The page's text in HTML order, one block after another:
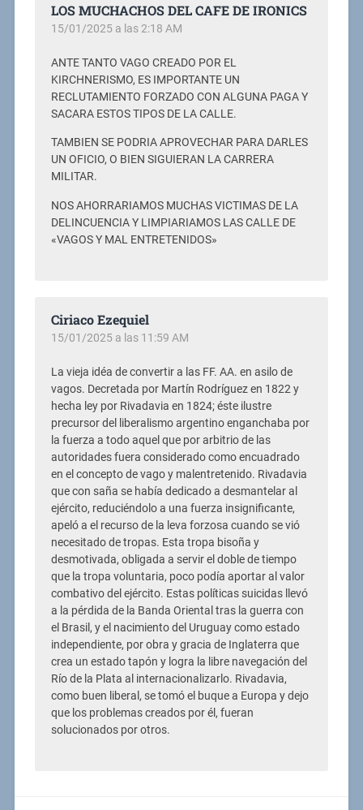
LOS MUCHACHOS DEL CAFE DE IRONICS
15/01/2025 a las 2:18 AM
ANTE TANTO VAGO CREADO POR EL
KIRCHNERISMO, ES IMPORTANTE UN
RECLUTAMIENTO FORZADO CON ALGUNA PAGA Y
SACARA ESTOS TIPOS DE LA CALLE.
TAMBIEN SE PODRIA APROVECHAR PARA DARLES
UN OFICIO, O BIEN SIGUIERAN LA CARRERA
MILITAR.
NOS AHORRARIAMOS MUCHAS VICTIMAS DE LA
DELINCUENCIA Y LIMPIARIAMOS LAS CALLE DE
«VAGOS Y MAL ENTRETENIDOS»
Ciriaco Ezequiel
15/01/2025 a las 11:59 AM
La vieja idéa de convertir a las FF. AA. en asilo de
vagos. Decretada por Martín Rodríguez en 1822 y
hecha ley por Rivadavia en 1824; éste ilustre
precursor del liberalismo argentino enganchaba por
la fuerza a todo aquel que por arbitrio de las
autoridades fuera considerado como encuadrado
en el concepto de vago y malentretenido. Rivadavia
que con saña se había dedicado a desmantelar al
ejército, reduciéndolo a una fuerza insignificante,
apeló a el recurso de la leva forzosa cuando se vió
necesitado de tropas. Esta tropa bisoña y
desmotivada, obligada a servir el doble de tiempo
que la tropa voluntaria, poco podía aportar al valor
combativo del ejército. Estas políticas suicidas llevó
a la pérdida de la Banda Oriental tras la guerra con
el Brasil, y el nacimiento del Uruguay como estado
independiente, por obra y gracia de Inglaterra que
crea un estado tapón y logra la libre navegación del
Río de la Plata al internacionalizarlo. Rivadavia,
como buen liberal, se tomó el buque a Europa y dejo
que los problemas creados por él, fueran
solucionados por otros.